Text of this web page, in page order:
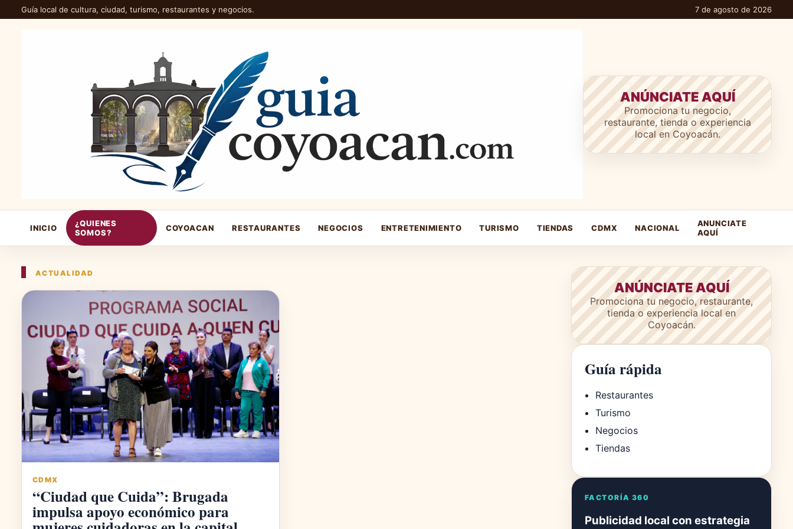
Guía local de cultura, ciudad, turismo, restaurantes y negocios. 7 de agosto de 2026
ANÚNCIATE AQUÍ
Promociona tu negocio,
restaurante, tienda o experiencia
local en Coyoacán.
INICIO
¿QUIENES
SOMOS?
COYOACAN RESTAURANTES NEGOCIOS ENTRETENIMIENTO TURISMO TIENDAS CDMX NACIONAL
ANUNCIATE
AQUÍ
ACTUALIDAD
CDMX
“Ciudad que Cuida”: Brugada
impulsa apoyo económico para
ANÚNCIATE AQUÍ
Promociona tu negocio, restaurante,
tienda o experiencia local en
Coyoacán.
Guía rápida
Restaurantes
Turismo
Negocios
Tiendas
FACTORÍA 360
Publicidad local con estrategia